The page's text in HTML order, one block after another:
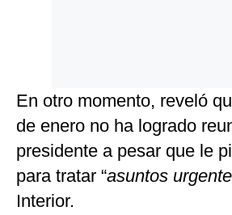
En otro momento, reveló
de enero no ha logrado
presidente a pesar que le
para tratar “asuntos
Interior.